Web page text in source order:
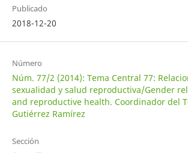
Publicado
2018-12-20
Número
Núm. 77/2 (2014): Tema Central 77:
sexualidad y salud reproductiva/Gender
and reproductive health. Coordinador del
Gutiérrez Ramírez
Sección